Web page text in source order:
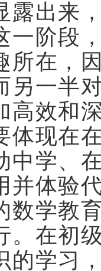
露出来
一阶段
所在，
另一半
高效和
体现在
中学、
并体验
数学教
。在初
的学习